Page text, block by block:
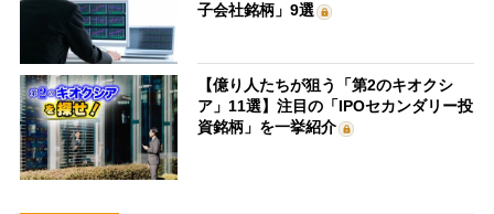
子会社銘柄」9選
【億り人たちが狙う「第2のキオクシ
ア」11選】注目の「IPOセカンダリー投
資銘柄」を一挙紹介